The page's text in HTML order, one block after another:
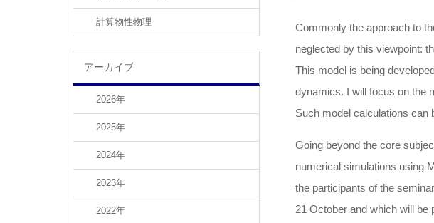
計算物性物理
アーカイブ
2026年
2025年
2024年
2023年
2022年
Commonly the approach to
neglected by this viewpoint:
This model is being
dynamics. I will focus on the
Such model calculations can
Going beyond the core
numerical simulations using
the participants of the
21 October and which will be